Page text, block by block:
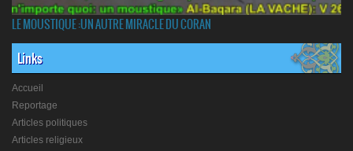
LE MOUSTIQUE :UN AUTRE MIRACLE DU CORAN
Links
Accueil
Reportage
Articles politiques
Articles religieux